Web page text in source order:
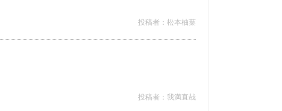
投稿者：松本柚葉
投稿者：我満直哉